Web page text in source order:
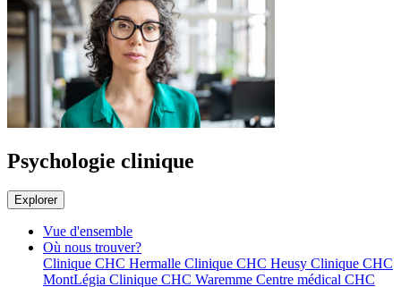
Psychologie clinique
Explorer
Vue d'ensemble
Où nous trouver?
Clinique CHC Hermalle Clinique CHC Heusy Clinique CHC
MontLégia Clinique CHC Waremme Centre médical CHC